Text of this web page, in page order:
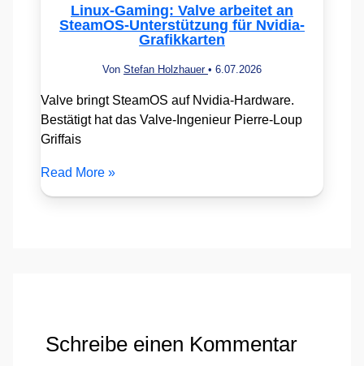
Linux-Gaming: Valve arbeitet an
SteamOS-Unterstützung für Nvidia-
Grafikkarten
Von Stefan Holzhauer • 6.07.2026
Valve bringt SteamOS auf Nvidia-Hardware.
Bestätigt hat das Valve-Ingenieur Pierre-Loup
Griffais
Read More »
Schreibe einen Kommentar